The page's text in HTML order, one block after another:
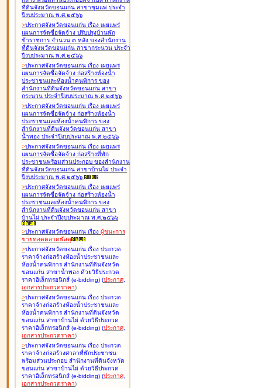
ที่ดินจังหวัดขอนแก่น สาขาชุมแพ ประจำ
ปีงบประมาณ พ.ศ.๒๕๖๖
>ประกาศจังหวัดขอนแก่น เรื่อง เผยแพร่
แผนการจัดซื้อจัดจ้าง ปรับปรุงบ้านพัก
ข้าราชการ จำนวน ๓ หลัง ของสำนักงาน
ที่ดินจังหวัดขอนแก่น สาขากระนวน ประจำ
ปีงบประมาณ พ.ศ.๒๕๖๖
>ประกาศจังหวัดขอนแก่น เรื่อง เผยแพร่
แผนการจัดซื้อจัดจ้าง ก่อสร้างห้องน้ำ
ประชาชนและห้องน้ำคนพิการ ของ
สำนักงานที่ดินจังหวัดขอนแก่น สาขา
กระนวน ประจำปีงบประมาณ พ.ศ.๒๕๖๖
>ประกาศจังหวัดขอนแก่น เรื่อง เผยแพร่
แผนการจัดซื้อจัดจ้าง ก่อสร้างห้องน้ำ
ประชาชนและห้องน้ำคนพิการ ของ
สำนักงานที่ดินจังหวัดขอนแก่น สาขา
น้ำพอง ประจำปีงบประมาณ พ.ศ.๒๕๖๖
>ประกาศจังหวัดขอนแก่น เรื่อง เผยแพร่
แผนการจัดซื้อจัดจ้าง ก่อสร้างที่พัก
ประชาชนพร้อมส่วนประกอบ ของสำนักงาน
ที่ดินจังหวัดขอนแก่น สาขาบ้านไผ่ ประจำ
ปีงบประมาณ พ.ศ.๒๕๖๖
>ประกาศจังหวัดขอนแก่น เรื่อง เผยแพร่
แผนการจัดซื้อจัดจ้าง ก่อสร้างห้องน้ำ
ประชาชนและห้องน้ำคนพิการ ของ
สำนักงานที่ดินจังหวัดขอนแก่น สาขา
บ้านไผ่ ประจำปีงบประมาณ พ.ศ.๒๕๖๖
>ประกาศจังหวัดขอนแก่น เรื่อง ผู้ชนะการ
ขายทอดตลาดพัสดุ
>ประกาศจังหวัดขอนแก่น เรื่อง ประกวด
ราคาจ้างก่อสร้างห้องน้ำประชาชนและ
ห้องน้ำคนพิการ สำนักงานที่ดินจังหวัด
ขอนแก่น สาขาน้ำพอง ด้วยวิธีประกวด
ราคาอิเล็กทรอนิกส์ (e-bidding) (ประกาศ,
เอกสารประกวดราคา)
>ประกาศจังหวัดขอนแก่น เรื่อง ประกวด
ราคาจ้างก่อสร้างห้องน้ำประชาชนและ
ห้องน้ำคนพิการ สำนักงานที่ดินจังหวัด
ขอนแก่น สาขาบ้านไผ่ ด้วยวิธีประกวด
ราคาอิเล็กทรอนิกส์ (e-bidding) (ประกาศ,
เอกสารประกวดราคา)
>ประกาศจังหวัดขอนแก่น เรื่อง ประกวด
ราคาจ้างก่อสร้างศาลาที่พักประชาชน
พร้อมส่วนประกอบ สำนักงานที่ดินจังหวัด
ขอนแก่น สาขาบ้านไผ่ ด้วยวิธีประกวด
ราคาอิเล็กทรอนิกส์ (e-bidding) (ประกาศ,
เอกสารประกวดราคา)